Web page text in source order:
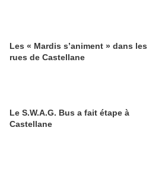
Les « Mardis s’animent » dans les
rues de Castellane
Le S.W.A.G. Bus a fait étape à
Castellane